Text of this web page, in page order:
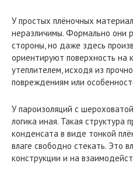
У простых плёночных
неразличимы. Формально они
стороны, но даже здесь
ориентируют поверхность на
утеплителем, исходя из
повреждениям или
У пароизоляций с
логика иная. Такая
конденсата в виде тонкой
влаге свободно стекать. Это
конструкции и на